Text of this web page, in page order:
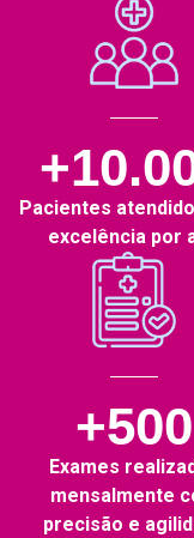
Pacientes
excelência por
+500
Exames
mensalmente
precisão e